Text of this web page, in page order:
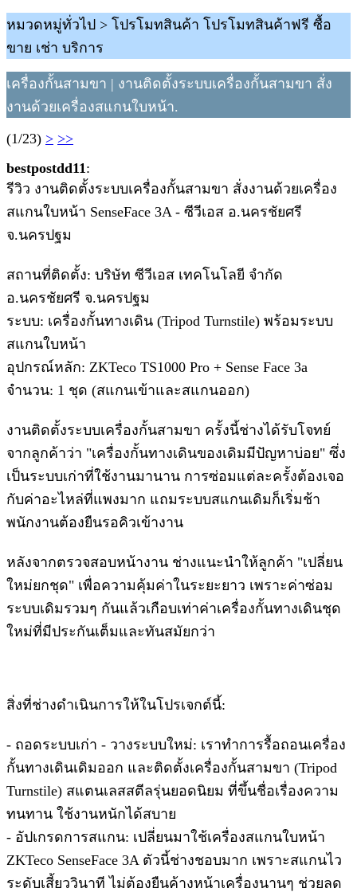
หมวดหมู่ทั่วไป > โปรโมทสินค้า โปรโมทสินค้าฟรี ซื้อ
ขาย เช่า บริการ
เครื่องกั้นสามขา | งานติดตั้งระบบเครื่องกั้นสามขา สั่ง
งานด้วยเครื่องสแกนใบหน้า.
(1/23) > >>
bestpostdd11:
รีวิว งานติดตั้งระบบเครื่องกั้นสามขา สั่งงานด้วยเครื่อง
สแกนใบหน้า SenseFace 3A - ซีวีเอส อ.นครชัยศรี
จ.นครปฐม
สถานที่ติดตั้ง: บริษัท ซีวีเอส เทคโนโลยี จำกัด
อ.นครชัยศรี จ.นครปฐม
ระบบ: เครื่องกั้นทางเดิน (Tripod Turnstile) พร้อมระบบ
สแกนใบหน้า
อุปกรณ์หลัก: ZKTeco TS1000 Pro + Sense Face 3a
จำนวน: 1 ชุด (สแกนเข้าและสแกนออก)
งานติดตั้งระบบเครื่องกั้นสามขา ครั้งนี้ช่างได้รับโจทย์
จากลูกค้าว่า "เครื่องกั้นทางเดินของเดิมมีปัญหาบ่อย" ซึ่ง
เป็นระบบเก่าที่ใช้งานมานาน การซ่อมแต่ละครั้งต้องเจอ
กับค่าอะไหล่ที่แพงมาก แถมระบบสแกนเดิมก็เริ่มช้า
พนักงานต้องยืนรอคิวเข้างาน
หลังจากตรวจสอบหน้างาน ช่างแนะนำให้ลูกค้า "เปลี่ยน
ใหม่ยกชุด" เพื่อความคุ้มค่าในระยะยาว เพราะค่าซ่อม
ระบบเดิมรวมๆ กันแล้วเกือบเท่าค่าเครื่องกั้นทางเดินชุด
ใหม่ที่มีประกันเต็มและทันสมัยกว่า
สิ่งที่ช่างดำเนินการให้ในโปรเจกต์นี้:
- ถอดระบบเก่า - วางระบบใหม่: เราทำการรื้อถอนเครื่อง
กั้นทางเดินเดิมออก และติดตั้งเครื่องกั้นสามขา (Tripod
Turnstile) สแตนเลสสตีลรุ่นยอดนิยม ที่ขึ้นชื่อเรื่องความ
ทนทาน ใช้งานหนักได้สบาย
- อัปเกรดการสแกน: เปลี่ยนมาใช้เครื่องสแกนใบหน้า
ZKTeco SenseFace 3A ตัวนี้ช่างชอบมาก เพราะสแกนไว
ระดับเสี้ยววินาที ไม่ต้องยืนค้างหน้าเครื่องนานๆ ช่วยลด